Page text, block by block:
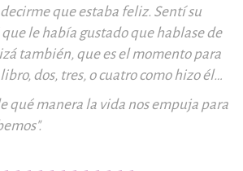
que estaba feliz. Sentí su
le había gustado que hablase de
también, que es el momento para
dos, tres, o cuatro como hizo él…
qué manera la vida nos empuja para